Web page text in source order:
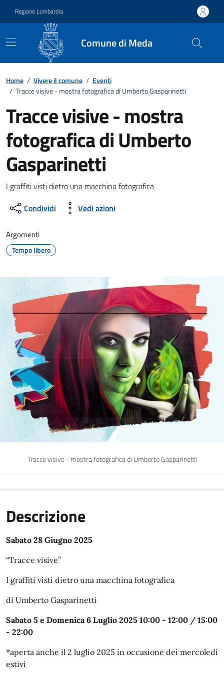
Regione Lombardia
Comune di Meda
Home / Vivere il comune / Eventi
/ Tracce visive - mostra fotografica di Umberto Gasparinetti
Tracce visive - mostra
fotografica di Umberto
Gasparinetti
Dettagli della notizia
I graffiti visti dietro una macchina fotografica
Condividi
Vedi azioni
Argomenti
Tempo libero
Tracce visive - mostra fotografica di Umberto Gasparinetti
Descrizione
Sabato 28 Giugno 2025
“Tracce visive”
I graffiti visti dietro una macchina fotografica
di Umberto Gasparinetti
Sabato 5 e Domenica 6 Luglio 2025 10:00 - 12:00 / 15:00
- 22:00
*aperta anche il 2 luglio 2025 in occasione dei mercoledì
estivi